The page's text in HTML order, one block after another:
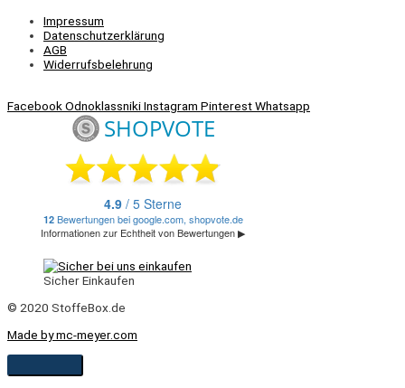
Impressum
Datenschutzerklärung
AGB
Widerrufsbelehrung
FacebookOdnoklassnikiInstagram PinterestWhatsapp
Sicher Einkaufen
© 2020 StoffeBox.de
Made by mc-meyer.com